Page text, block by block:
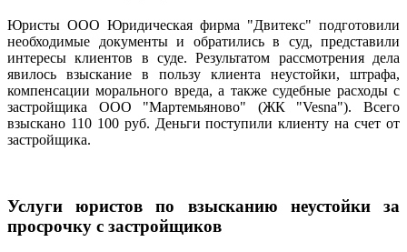
Юристы ООО Юридическая фирма "Двитекс" подготовили
необходимые документы и обратились в суд, представили
интересы клиентов в суде. Результатом рассмотрения дела
явилось взыскание в пользу клиента неустойки, штрафа,
компенсации морального вреда, а также судебные расходы с
застройщика ООО "Мартемьяново" (ЖК "Vesna"). Всего
взыскано 110 100 руб. Деньги поступили клиенту на счет от
застройщика.
Услуги юристов по взысканию неустойки за
просрочку с застройщиков